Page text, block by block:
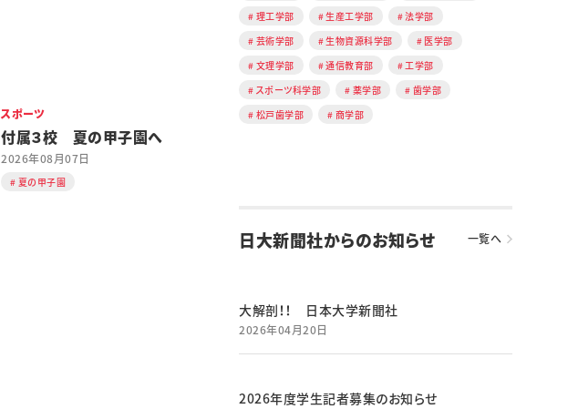
スポーツ
付属３校 夏の甲子園へ
2026年08月07日
夏の甲子園
理工学部
生産工学部
法学部
芸術学部
生物資源科学部
医学部
文理学部
通信教育部
工学部
スポーツ科学部
薬学部
歯学部
松戸歯学部
商学部
日大新聞社からのお知らせ 一覧へ
大解剖！！ 日本大学新聞社
2026年04月20日
2026年度学生記者募集のお知らせ